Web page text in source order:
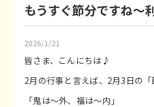
もうすぐ節分ですね～
2026/1/21
皆さま、こんにちは♪
2月の行事と言えば、2月3日の「
「鬼は〜外、福は〜内」